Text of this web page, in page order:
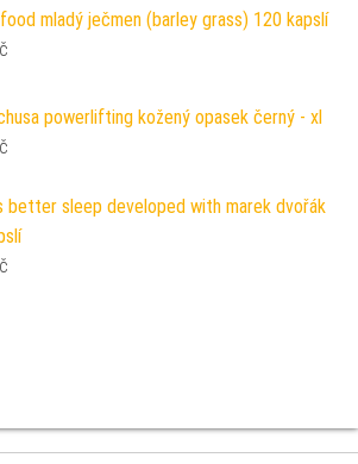
mladý ječmen (barley grass) 120 kapslí
powerlifting kožený opasek černý - xl
better sleep developed with marek dvořák